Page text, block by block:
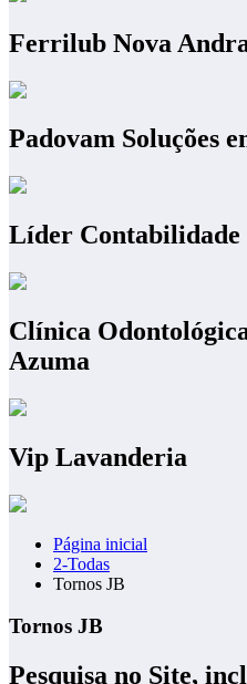
Ferrilub Nova
Padovam Soluções
Líder Contabilidade
Clínica
Azuma
Vip Lavanderia
Página inicial
2-Todas
Tornos JB
Tornos JB
Pesquisa no Site,